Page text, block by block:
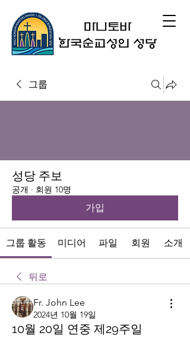
그룹
성당 주보
공개 · 회원 10명
가입
그룹 활동 미디어 파일 회원 소개
뒤로
Fr. John Lee
2024년 10월 19일
10월 20일 연중 제29주일